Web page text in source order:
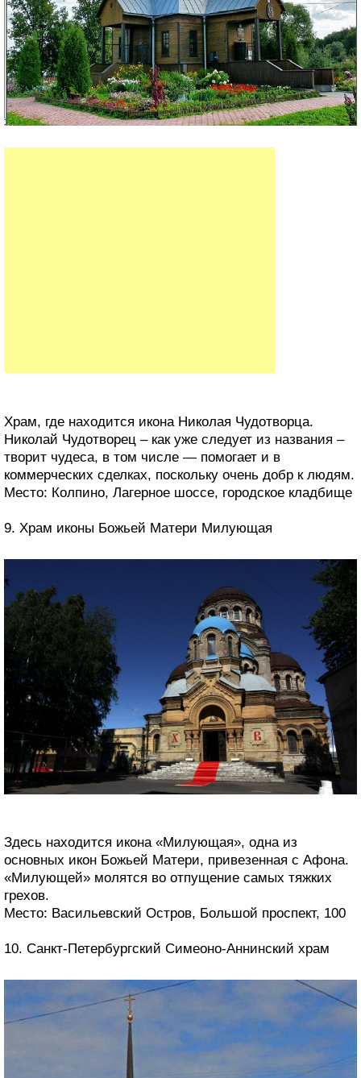
Храм, где находится икона Николая Чудотворца.
Николай Чудотворец – как уже следует из названия –
творит чудеса, в том числе — помогает и в
коммерческих сделках, поскольку очень добр к людям.
Место: Колпино, Лагерное шоссе, городское кладбище
9. Храм иконы Божьей Матери Милующая
Здесь находится икона «Милующая», одна из
основных икон Божьей Матери, привезенная с Афона.
«Милующей» молятся во отпущение самых тяжких
грехов.
Место: Васильевский Остров, Большой проспект, 100
10. Санкт-Петербургский Симеоно-Аннинский храм